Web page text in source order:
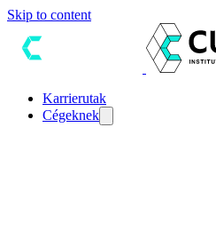
Skip to content
Karrierutak
Cégeknek